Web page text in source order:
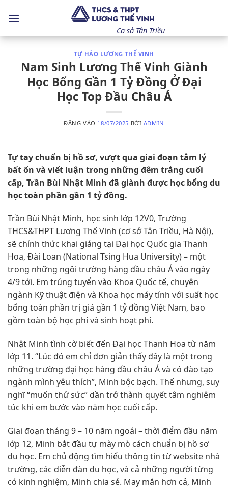
qua
Cơ sở Tân Triều
TỰ HÀO LƯƠNG THẾ VINH
Nam Sinh Lương Thế Vinh Giành
Học Bổng Gần 1 Tỷ Đồng Ở Đại
Học Top Đầu Châu Á
ĐĂNG VÀO 18/07/2025 BỞI ADMIN
Tự tay chuẩn bị hồ sơ, vượt qua giai đoạn tâm lý
bất ổn và viết luận trong những đêm trắng cuối
cấp, Trần Bùi Nhật Minh đã giành được học bổng du
học toàn phần gần 1 tỷ đồng.
Trần Bùi Nhật Minh, học sinh lớp 12V0, Trường
THCS&THPT Lương Thế Vinh (cơ sở Tân Triều, Hà Nội),
sẽ chính thức khai giảng tại Đại học Quốc gia Thanh
Hoa, Đài Loan (National Tsing Hua University) – một
trong những ngôi trường hàng đầu châu Á vào ngày
4/9 tới. Em trúng tuyển vào Khoa Quốc tế, chuyên
ngành Kỹ thuật điện và Khoa học máy tính với suất học
bổng toàn phần trị giá gần 1 tỷ đồng Việt Nam, bao
gồm toàn bộ học phí và sinh hoạt phí.
Nhật Minh tình cờ biết đến Đại học Thanh Hoa từ năm
lớp 11. “Lúc đó em chỉ đơn giản thấy đây là một trong
những trường đại học hàng đầu châu Á và có đào tạo
ngành mình yêu thích”, Minh bộc bạch. Thế nhưng, suy
nghĩ “muốn thử sức” dần trở thành quyết tâm nghiêm
túc khi em bước vào năm học cuối cấp.
Giai đoạn tháng 9 – 10 năm ngoái – thời điểm đầu năm
lớp 12, Minh bắt đầu tự mày mò cách chuẩn bị hồ sơ
du học. Em chủ động tìm hiểu thông tin từ website nhà
trường, các diễn đàn du học, và cả những người từng
có kinh nghiệm, Minh chia sẻ. May mắn hơn cả, Minh